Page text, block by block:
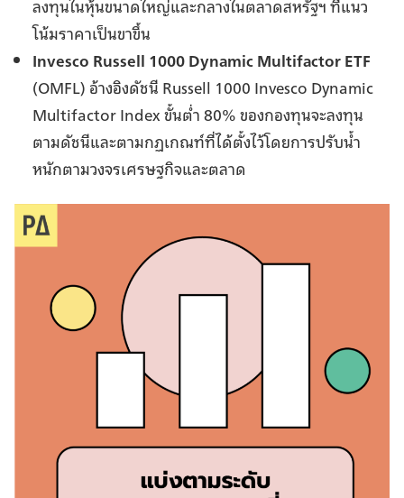
ลงทุนในหุ้นขนาดใหญ่และกลางในตลาดสหรัฐฯ ที่แนว
โน้มราคาเป็นขาขึ้น
Invesco Russell 1000 Dynamic Multifactor ETF
(OMFL) อ้างอิงดัชนี Russell 1000 Invesco Dynamic
Multifactor Index ขั้นต่ำ 80% ของกองทุนจะลงทุน
ตามดัชนีและตามกฏเกณท์ที่ได้ตั้งไว้โดยการปรับน้ำ
หนักตามวงจรเศรษฐกิจและตลาด